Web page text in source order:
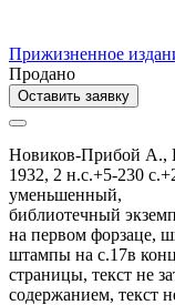
Прижизненное
Продано
Оставить заявку
Новиков-Прибой А.,
1932, 2 н.с.+5-230
уменьшенный,
библиотечный
на первом форзаце,
штампы на с.17в
страницы, текст не
содержанием, текст